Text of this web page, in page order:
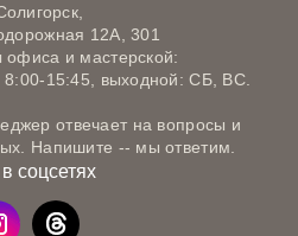
12А, 301
и мастерской:
15:45, выходной: СБ, ВС.
отвечает на вопросы и
Напишите -- мы ответим.
соцсетях